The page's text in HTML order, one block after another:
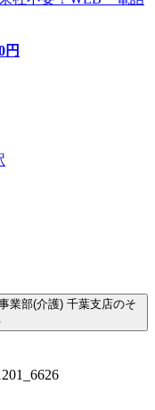
円
業部(介護) 千葉支店のそ